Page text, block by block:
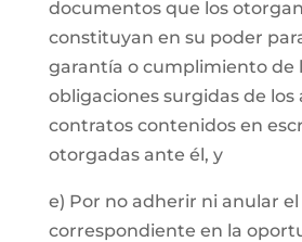
documentos que los
constituyan en su poder
garantía o cumplimiento de
obligaciones surgidas de los
contratos contenidos en
otorgadas ante él, y
e) Por no adherir ni anular
correspondiente en la